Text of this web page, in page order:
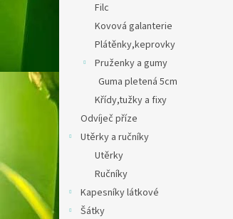
Filc
Kovová galanterie
Plátěnky,keprovky
Pruženky a gumy
Guma pletená 5cm
Křídy,tužky a fixy
Odvíječ příze
Utěrky a ručníky
Utěrky
Ručníky
Kapesníky látkové
Šátky